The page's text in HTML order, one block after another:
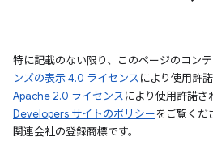
特に記載のない限り、このページのコン
ンズの表示 4.0 ライセンスにより使用許
Apache 2.0 ライセンスにより使用許諾さ
Developers サイトのポリシーをご覧く
関連会社の登録商標です。